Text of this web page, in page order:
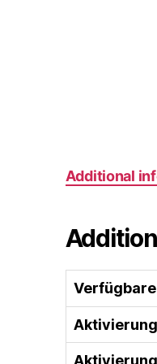
Additional